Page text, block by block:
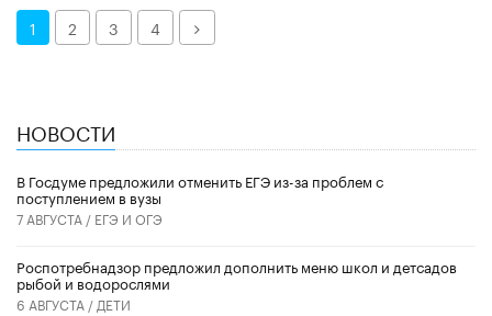
1 2 3 4 Далее
НОВОСТИ
В Госдуме предложили отменить ЕГЭ из-за проблем с
поступлением в вузы
7 АВГУСТА / ЕГЭ И ОГЭ
Роспотребнадзор предложил дополнить меню школ и детсадов
рыбой и водорослями
6 АВГУСТА / ДЕТИ